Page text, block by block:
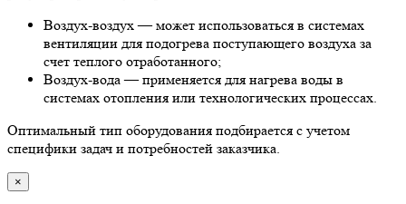
Воздух-воздух — может использоваться в системах
вентиляции для подогрева поступающего воздуха за
счет теплого отработанного;
Воздух-вода — применяется для нагрева воды в
системах отопления или технологических процессах.
Оптимальный тип оборудования подбирается с учетом
специфики задач и потребностей заказчика.
×